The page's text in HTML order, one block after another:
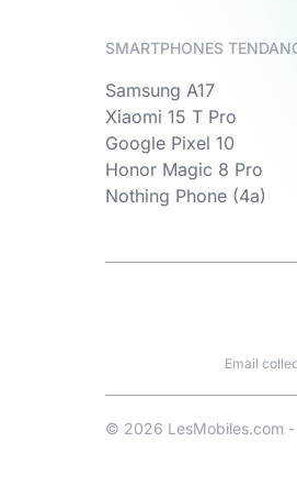
SMARTPHONES
Samsung A17
Xiaomi 15 T Pro
Google Pixel 10
Honor Magic 8 Pro
Nothing Phone (4a)
Email
© 2026 LesMobiles.com -